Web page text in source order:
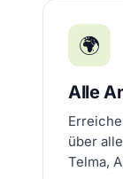
🌍
Alle
über
Telma,